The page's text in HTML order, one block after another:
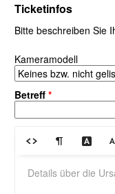
Ticketinfos
Bitte beschreiben Sie
Kameramodell
Betreff *